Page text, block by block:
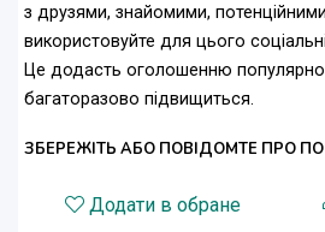
з друзями, знайомими,
використовуйте для цього
Це додасть оголошенню
багаторазово підвищиться.
ЗБЕРЕЖІТЬ АБО ПОВІДОМТЕ ПРО
Додати в обране